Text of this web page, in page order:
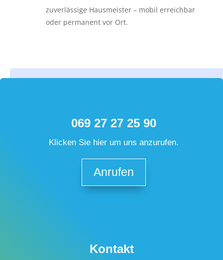
zuverlässige Hausmeister – mobil erreichbar
oder permanent vor Ort.
069 27 27 25 90
Klicken Sie hier um uns anzurufen.
Anrufen
Kontakt